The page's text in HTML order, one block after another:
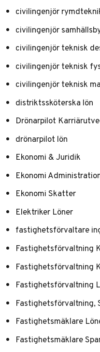
civilingenjör
civilingenjör
civilingenjör teknisk
civilingenjör teknisk
civilingenjör teknisk
distriktssköterska lön
Drönarpilot
drönarpilot lön
Ekonomi & Juridik
Ekonomi
Ekonomi Skatter
Elektriker Löner
fastighetsförvaltare
Fastighetsförvaltning
Fastighetsförvaltning
Fastighetsförvaltning
Fastighetsförvaltning,
Fastighetsmäklare
Fastighetsmäklare